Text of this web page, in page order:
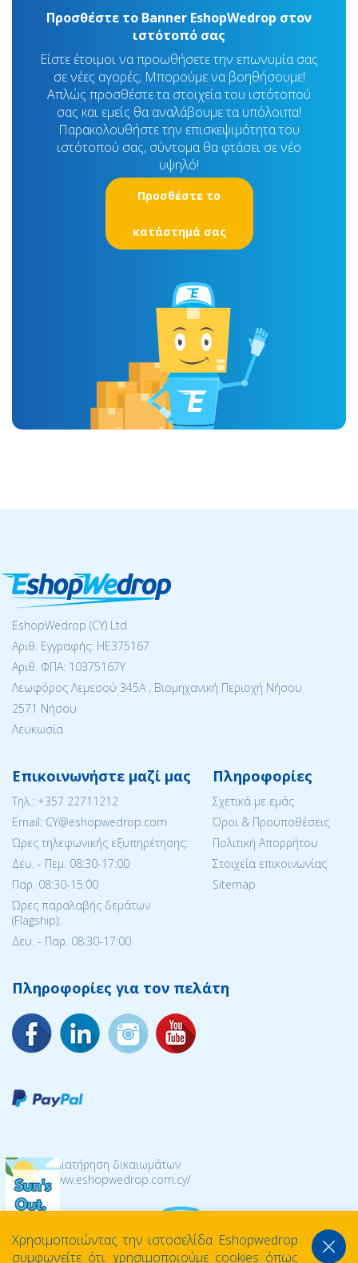
Προσθέστε το Banner EshopWedrop στον
ιστότοπό σας
Είστε έτοιμοι να προωθήσετε την επωνυμία σας
σε νέες αγορές; Μπορούμε να βοηθήσουμε!
Απλώς προσθέστε τα στοιχεία του ιστότοπού
σας και εμείς θα αναλάβουμε τα υπόλοιπα!
Παρακολουθήστε την επισκεψιμότητα του
ιστότοπού σας, σύντομα θα φτάσει σε νέο
υψηλό!
Προσθέστε το
κατάστημά σας
EshopWedrop (CY) Ltd
Αριθ. Εγγραφής: ΗΕ375167
Αριθ. ΦΠΑ: 10375167Y
Λεωφόρος Λεμεσού 345Α , Βιομηχανική Περιοχή Νήσου
2571 Νήσου
Λευκωσία
Επικοινωνήστε μαζί μας
Tηλ.: +357 22711212
Email: CY@eshopwedrop.com
Ώρες τηλεφωνικής εξυπηρέτησης:
Δευ. - Πεμ. 08:30-17:00
Παρ. 08:30-15:΄00
Ώρες παραλαβής δεμάτων
(Flagship):
Δευ. - Παρ. 08:30-17:00
Πληροφορίες
Σχετικά με εμάς
Όροι & Προϋποθέσεις
Πολιτική Απορρήτου
Στοιχεία επικοινωνίας
Sitemap
Πληροφορίες για τον πελάτη
© 2026 Διατήρηση δικαιωμάτων
https://www.eshopwedrop.com.cy/
Χρησιμοποιώντας την ιστοσελίδα Eshopwedrop
συμφωνείτε ότι χρησιμοποιούμε cookies όπως